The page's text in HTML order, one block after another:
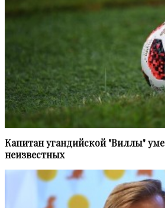
Капитан угандийской "Виллы"
неизвестных